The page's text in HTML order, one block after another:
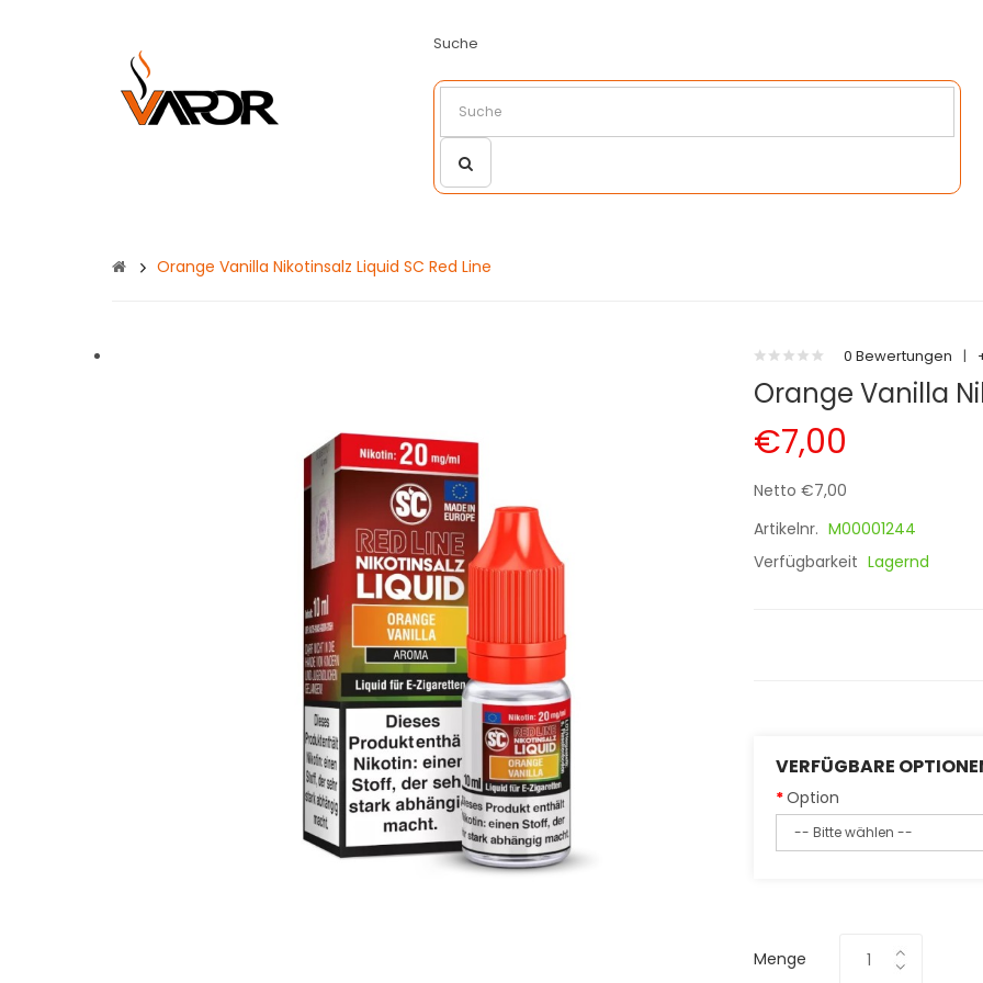
Suche
Orange Vanilla Nikotinsalz Liquid SC Red Line
0 Bewertungen |
Orange Vanilla
€7,00
Netto €7,00
Artikelnr. M00001244
Verfügbarkeit Lagernd
VERFÜGBARE
Option
Menge